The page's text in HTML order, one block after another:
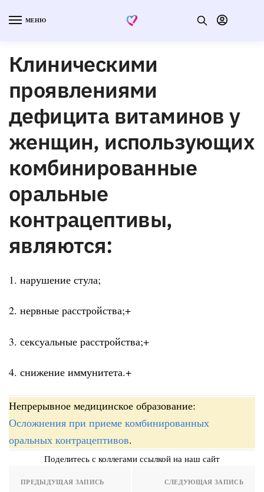
МЕНЮ
Клиническими
проявлениями
дефицита витаминов у
женщин, использующих
комбинированные
оральные
контрацептивы,
являются:
1. нарушение стула;
2. нервные расстройства;+
3. сексуальные расстройства;+
4. снижение иммунитета.+
Непрерывное медицинское образование:
Осложнения при приеме комбинированных
оральных контрацептивов.
Поделитесь с коллегами ссылкой на наш сайт
ПРЕДЫДУЩАЯ ЗАПИСЬ СЛЕДУЮЩАЯ ЗАПИСЬ